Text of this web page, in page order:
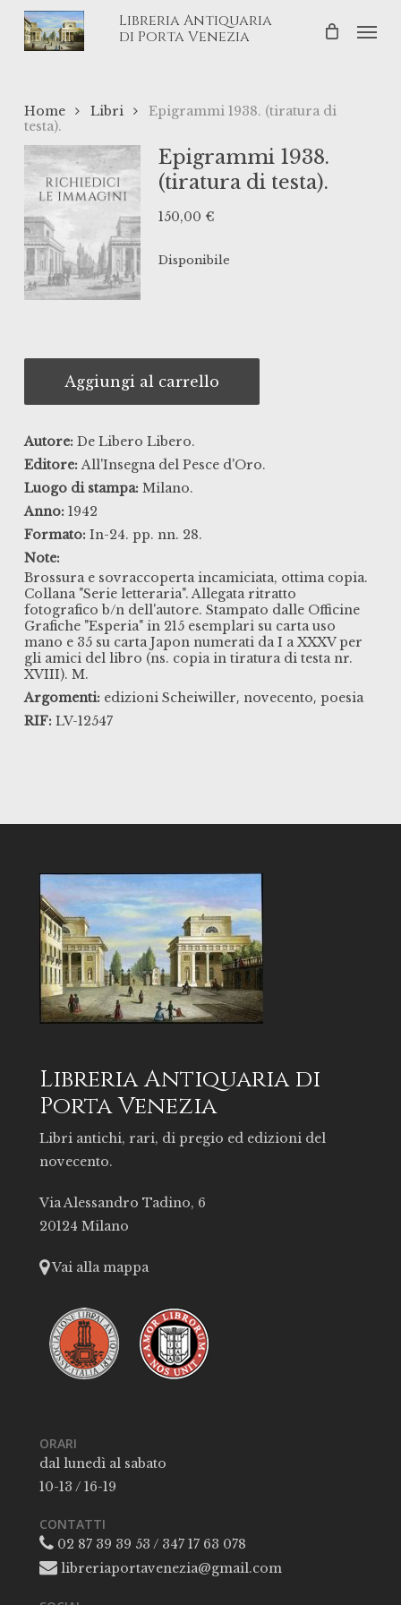
Skip
Libreria Antiquaria
di Porta Venezia
Home Libri
Epigrammi 1938. (tiratura di
testa).
Epigrammi 1938.
(tiratura di testa).
150,00 €
Disponibile
Aggiungi al carrello
Autore: De Libero Libero.
Editore: All'Insegna del Pesce d'Oro.
Luogo di stampa: Milano.
Anno: 1942
Formato: In-24. pp. nn. 28.
Note:
Brossura e sovraccoperta incamiciata, ottima copia.
Collana "Serie letteraria". Allegata ritratto
fotografico b/n dell'autore. Stampato dalle Officine
Grafiche "Esperia" in 215 esemplari su carta uso
mano e 35 su carta Japon numerati da I a XXXV per
gli amici del libro (ns. copia in tiratura di testa nr.
XVIII). M.
Argomenti: edizioni Scheiwiller, novecento, poesia
RIF: LV-12547
Libreria Antiquaria di
Porta Venezia
Libri antichi, rari, di pregio ed edizioni del
novecento.
Via Alessandro Tadino, 6
20124 Milano
Vai alla mappa
ORARI
dal lunedì al sabato
10-13 / 16-19
CONTATTI
02 87 39 39 53 / 347 17 63 078
libreriaportavenezia@gmail.com